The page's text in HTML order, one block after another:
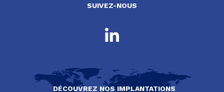
SUIVEZ-NOUS
DÉCOUVREZ NOS IMPLANTATIONS